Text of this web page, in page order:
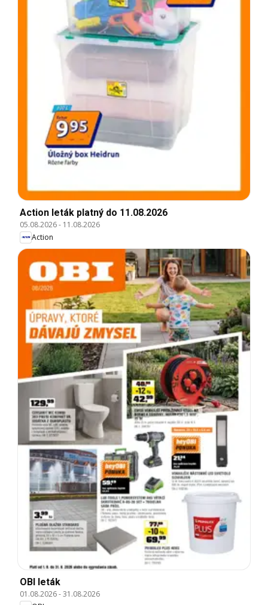
Action leták platný do 11.08.2026
05.08.2026- 11.08.2026
Action
OBI leták
01.08.2026-31.08.2026